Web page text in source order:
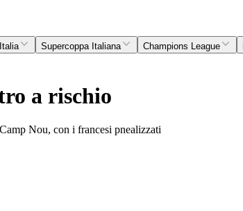
Supercoppa Italiana Champions League
a rischio
Nou, con i francesi pnealizzati